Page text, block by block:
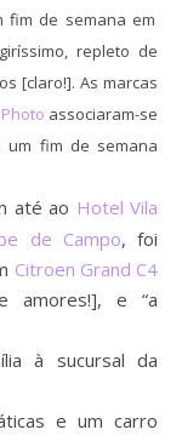
fim de semana em
repleto de
[claro!]. As marcas
associaram-se
um fim de semana
até ao Hotel Vila
de Campo, foi
Citroen Grand C4
amores!], e “a
à sucursal da
e um carro